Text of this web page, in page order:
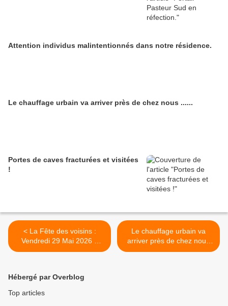
Attention individus malintentionnés dans notre résidence.
Le chauffage urbain va arriver près de chez nous ......
Portes de caves fracturées et visitées
!
< La Fête des voisins :
Vendredi 29 Mai 2026 à
partir de 18 h 30.
Le chauffage urbain va
arriver près de chez nous
...... >
Hébergé par Overblog
Top articles